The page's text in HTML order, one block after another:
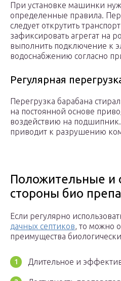
При установке машинки
определенные правила.
следует открутить
зафиксировать агрегат на
выполнить подключение к
водоснабжению согласно
Регулярная
Перегрузка барабана
на постоянной основе
воздействию на
приводит к разрушению
Положительные и
стороны био
Если регулярно
дачных септиков, то можно
преимущества
Длительное и